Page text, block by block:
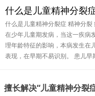
什么是儿童精神分裂
什么是儿童精神分裂症 精神分
在少年儿童期发病，当这一疾病
理年龄特征的影响，本病发生在
表现，在早期不易识别。 患儿早
擅长解决“儿童精神分裂